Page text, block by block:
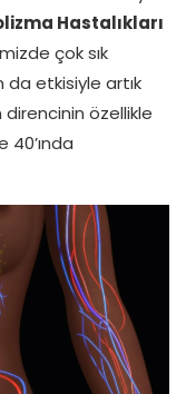
Hastalıkları
çok sık
da etkisiyle artık
direncinin özellikle